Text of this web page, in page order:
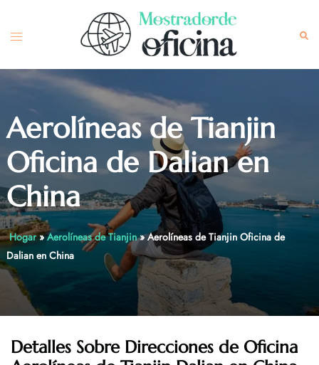
content
Toggle
Aerolíneas de Tianjin
Oficina de Dalian en
China
Hogar»Aerolíneas de Tianjin»Aerolíneas de Tianjin Oficina de
Dalian en China
Detalles Sobre Direcciones de Oficina